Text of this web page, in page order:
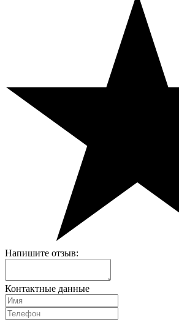
Напишите отзыв:
Контактные данные